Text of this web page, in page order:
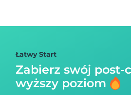
Łatwy Start
Zabierz swój post-
wyższy poziom